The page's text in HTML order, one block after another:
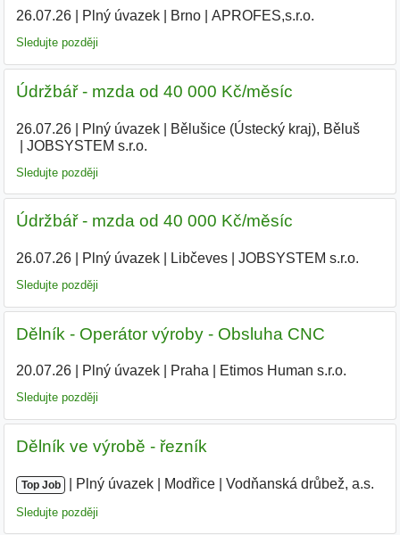
26.07.26| Plný úvazek| Brno| APROFES,s.r.o.
Sledujte později
Údržbář - mzda od 40 000 Kč/měsíc
26.07.26| Plný úvazek| Bělušice (Ústecký kraj), Běluš|
JOBSYSTEM s.r.o.
Sledujte později
Údržbář - mzda od 40 000 Kč/měsíc
26.07.26| Plný úvazek| Libčeves| JOBSYSTEM s.r.o.
Sledujte později
Dělník - Operátor výroby - Obsluha CNC
20.07.26| Plný úvazek| Praha Etimos Human s.r.o.
Sledujte později
Dělník ve výrobě - řezník
Top Job Plný úvazek Modřice Vodňanská drůbež, a.s.
Sledujte později